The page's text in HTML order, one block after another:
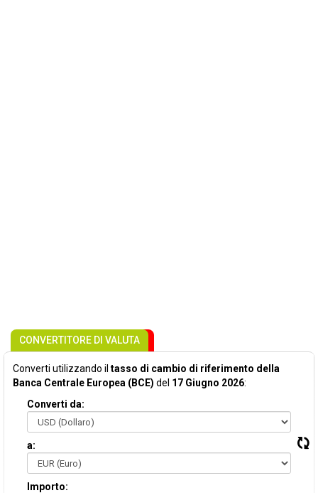
CONVERTITORE DI VALUTA
Converti utilizzando il tasso di cambio di riferimento della
Banca Centrale Europea (BCE) del 17 Giugno 2026:
Converti da:
a:
Importo: